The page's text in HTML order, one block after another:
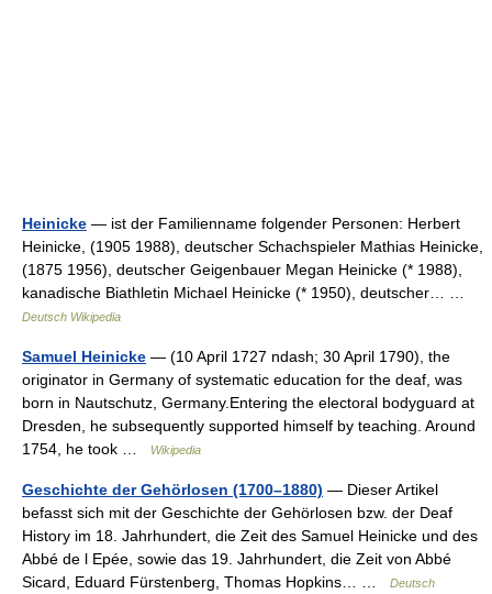
Heinicke — ist der Familienname folgender Personen: Herbert
Heinicke, (1905 1988), deutscher Schachspieler Mathias Heinicke,
(1875 1956), deutscher Geigenbauer Megan Heinicke (* 1988),
kanadische Biathletin Michael Heinicke (* 1950), deutscher… …
Deutsch Wikipedia
Samuel Heinicke — (10 April 1727 ndash; 30 April 1790), the
originator in Germany of systematic education for the deaf, was
born in Nautschutz, Germany.Entering the electoral bodyguard at
Dresden, he subsequently supported himself by teaching. Around
1754, he took …
Wikipedia
Geschichte der Gehörlosen (1700–1880) — Dieser Artikel
befasst sich mit der Geschichte der Gehörlosen bzw. der Deaf
History im 18. Jahrhundert, die Zeit des Samuel Heinicke und des
Abbé de l Epée, sowie das 19. Jahrhundert, die Zeit von Abbé
Sicard, Eduard Fürstenberg, Thomas Hopkins… …
Deutsch